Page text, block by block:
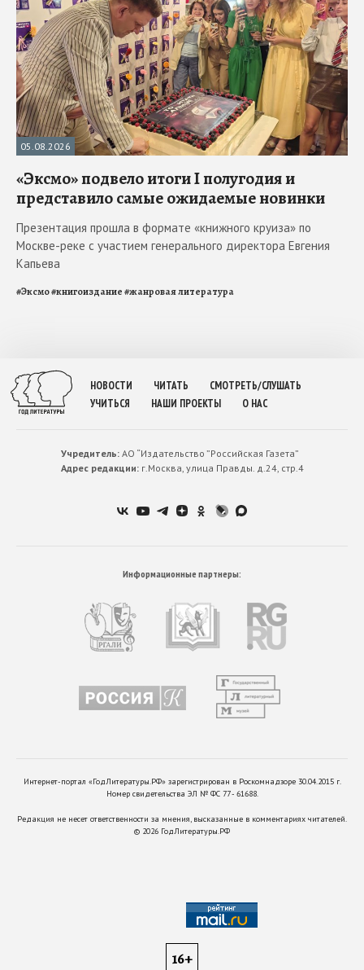
05.08.2026
«Эксмо» подвело итоги I полугодия и
представило самые ожидаемые новинки
Презентация прошла в формате «книжного круиза» по
Москве-реке с участием генерального директора Евгения
Капьева
#Эксмо#книгоиздание#жанровая литература
НОВОСТИ ЧИТАТЬ
СМОТРЕТЬ/СЛУШАТЬ
УЧИТЬСЯ
НАШИ ПРОЕКТЫ О НАС
Учредитель:АО “Издательство ”Российская Газета”
Адрес редакции:г.Москва, улица Правды. д.24, стр.4
Информационные партнеры:
Интернет-портал «ГодЛитературы.РФ» зарегистрирован в Роскомнадзоре 30.04.2015 г.
Номер свидетельства ЭЛ № ФС 77 - 61688.
Редакция не несет ответственности за мнения, высказанные в комментариях читателей.
© 2026 ГодЛитературы.РФ
16+